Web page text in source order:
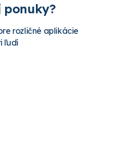
ponuky?
rozličné aplikácie
ľudí